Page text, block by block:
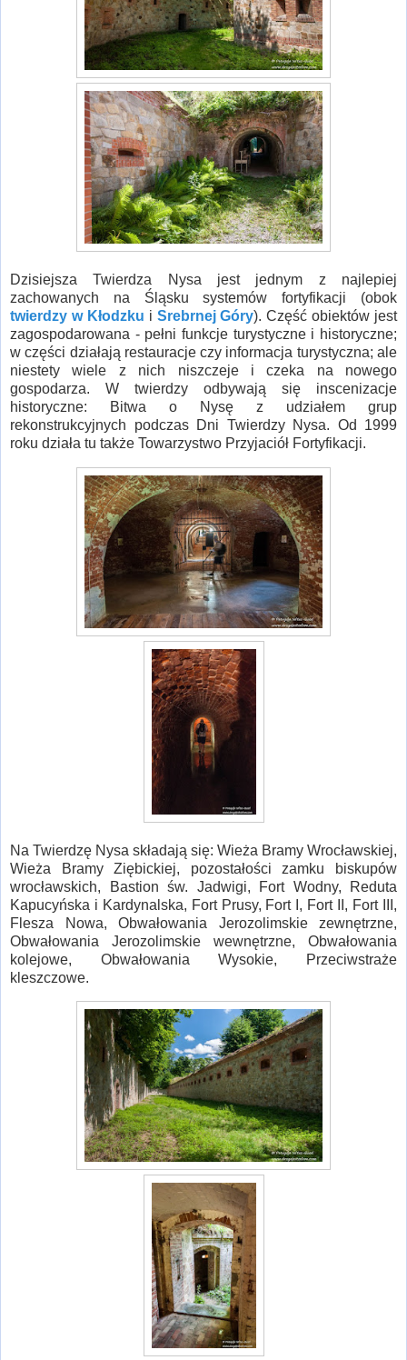
Dzisiejsza Twierdza Nysa jest jednym z najlepiej
zachowanych na Śląsku systemów fortyfikacji (obok
twierdzy w Kłodzku i Srebrnej Góry). Część obiektów jest
zagospodarowana - pełni funkcje turystyczne i historyczne;
w części działają restauracje czy informacja turystyczna; ale
niestety wiele z nich niszczeje i czeka na nowego
gospodarza. W twierdzy odbywają się inscenizacje
historyczne: Bitwa o Nysę z udziałem grup
rekonstrukcyjnych podczas Dni Twierdzy Nysa. Od 1999
roku działa tu także Towarzystwo Przyjaciół Fortyfikacji.
Na Twierdzę Nysa składają się: Wieża Bramy Wrocławskiej,
Wieża Bramy Ziębickiej, pozostałości zamku biskupów
wrocławskich, Bastion św. Jadwigi, Fort Wodny, Reduta
Kapucyńska i Kardynalska, Fort Prusy, Fort I, Fort II, Fort III,
Flesza Nowa, Obwałowania Jerozolimskie zewnętrzne,
Obwałowania Jerozolimskie wewnętrzne, Obwałowania
kolejowe, Obwałowania Wysokie, Przeciwstraże
kleszczowe.